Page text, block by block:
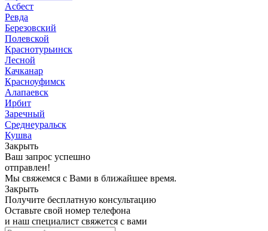
Асбест
Ревда
Березовский
Полевской
Краснотурьинск
Лесной
Качканар
Красноуфимск
Алапаевск
Ирбит
Заречный
Среднеуральск
Кушва
Закрыть
Ваш запрос успешно
отправлен!
Мы свяжемся с Вами в ближайшее время.
Закрыть
Получите бесплатную консультацию
Оставьте свой номер телефона
и наш специалист свяжется с вами